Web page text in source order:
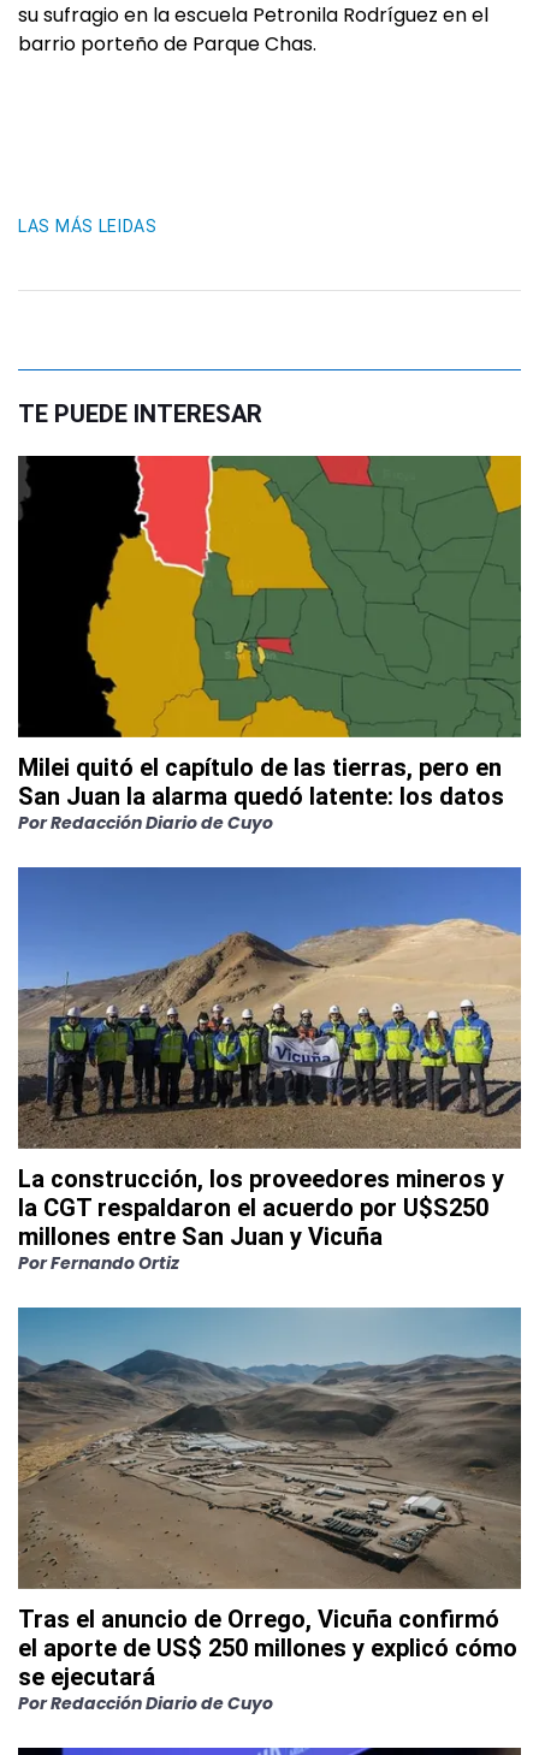
su sufragio en la escuela Petronila Rodríguez en el
barrio porteño de Parque Chas.
LAS MÁS LEIDAS
TE PUEDE INTERESAR
Milei quitó el capítulo de las tierras, pero en
San Juan la alarma quedó latente: los datos
PorRedacción Diario de Cuyo
La construcción, los proveedores mineros y
la CGT respaldaron el acuerdo por U$S250
millones entre San Juan y Vicuña
PorFernando Ortiz
Tras el anuncio de Orrego, Vicuña confirmó
el aporte de US$ 250 millones y explicó cómo
se ejecutará
PorRedacción Diario de Cuyo